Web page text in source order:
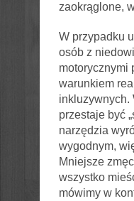
zaokrąglone,
W przypadku
osób z
motorycznymi
warunkiem
inkluzywnych.
przestaje być
narzędzia
wygodnym,
Mniejsze
wszystko
mówimy w